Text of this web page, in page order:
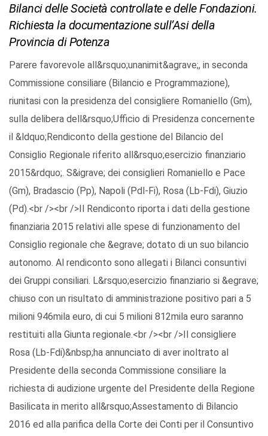
Bilanci delle Società controllate e delle Fondazioni.
Richiesta la documentazione sull’Asi della
Provincia di Potenza
Parere favorevole all&rsquo;unanimit&agrave;, in seconda
Commissione consiliare (Bilancio e Programmazione),
riunitasi con la presidenza del consigliere Romaniello (Gm),
sulla delibera dell&rsquo;Ufficio di Presidenza concernente
il &ldquo;Rendiconto della gestione del Bilancio del
Consiglio Regionale riferito all&rsquo;esercizio finanziario
2015&rdquo;. S&igrave; dei consiglieri Romaniello e Pace
(Gm), Bradascio (Pp), Napoli (Pdl-Fi), Rosa (Lb-Fdi), Giuzio
(Pd).<br /><br />Il Rendiconto riporta i dati della gestione
finanziaria 2015 relativi alle spese di funzionamento del
Consiglio regionale che &egrave; dotato di un suo bilancio
autonomo. Al rendiconto sono allegati i Bilanci consuntivi
dei Gruppi consiliari. L&rsquo;esercizio finanziario si &egrave;
chiuso con un risultato di amministrazione positivo pari a 5
milioni 946mila euro, di cui 5 milioni 812mila euro saranno
restituiti alla Giunta regionale.<br /><br />Il consigliere
Rosa (Lb-Fdi)&nbsp;ha annunciato di aver inoltrato al
Presidente della seconda Commissione consiliare la
richiesta di audizione urgente del Presidente della Regione
Basilicata in merito all&rsquo;Assestamento di Bilancio
2016 ed alla parifica della Corte dei Conti per il Consuntivo